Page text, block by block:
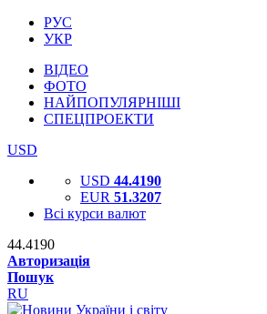
РУС
УКР
ВІДЕО
ФОТО
НАЙПОПУЛЯРНІШІ
СПЕЦПРОЕКТИ
USD
USD 44.4190
EUR 51.3207
Всі курси валют
44.4190
Авторизація
Пошук
RU